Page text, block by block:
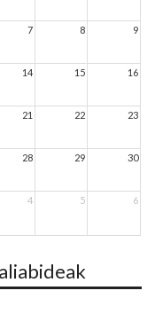
7 8 9
14 15 16
21 22 23
28 29 30
4 5 6